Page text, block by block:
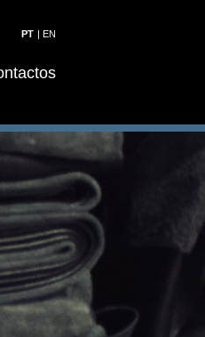
|